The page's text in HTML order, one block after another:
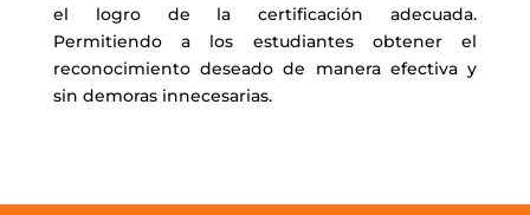
el logro de la certificación adecuada.
Permitiendo a los estudiantes obtener el
reconocimiento deseado de manera efectiva y
sin demoras innecesarias.